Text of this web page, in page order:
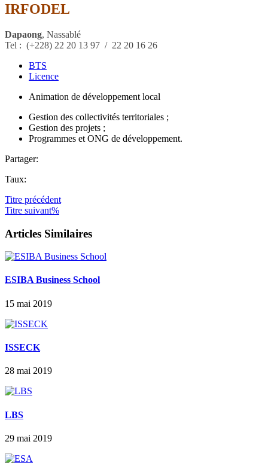
IRFODEL
Dapaong, Nassablé
Tel : (+228) 22 20 13 97 / 22 20 16 26
BTS
Licence
Animation de développement local
Gestion des collectivités territoriales ;
Gestion des projets ;
Programmes et ONG de développement.
Partager:
Taux:
Titre précédent
Titre suivant%
Articles Similaires
ESIBA Business School
15 mai 2019
ISSECK
28 mai 2019
LBS
29 mai 2019